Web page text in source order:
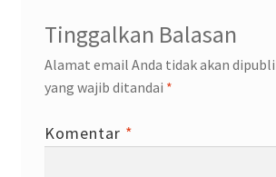
Tinggalkan Balasan
Alamat email Anda tidak akan
yang wajib ditandai *
Komentar *